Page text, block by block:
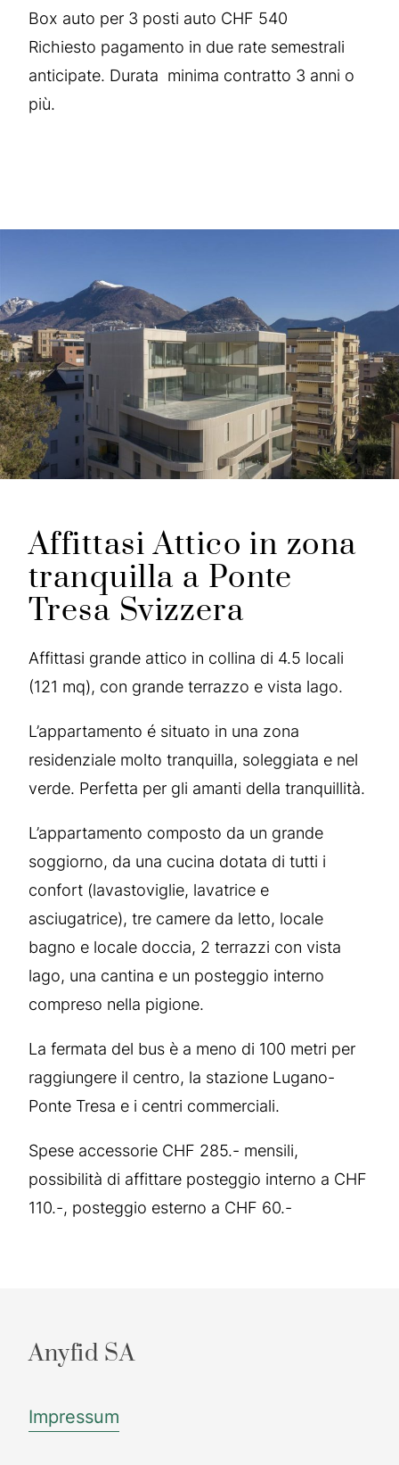
Box auto per 3 posti auto CHF 540
Richiesto pagamento in due rate semestrali
anticipate. Durata minima contratto 3 anni o
più.
Affittasi Attico in zona
tranquilla a Ponte
Tresa Svizzera
Affittasi grande attico in collina di 4.5 locali
(121 mq), con grande terrazzo e vista lago.
L’appartamento é situato in una zona
residenziale molto tranquilla, soleggiata e nel
verde. Perfetta per gli amanti della tranquillità.
L’appartamento composto da un grande
soggiorno, da una cucina dotata di tutti i
confort (lavastoviglie, lavatrice e
asciugatrice), tre camere da letto, locale
bagno e locale doccia, 2 terrazzi con vista
lago, una cantina e un posteggio interno
compreso nella pigione.
La fermata del bus è a meno di 100 metri per
raggiungere il centro, la stazione Lugano-
Ponte Tresa e i centri commerciali.
Spese accessorie CHF 285.- mensili,
possibilità di affittare posteggio interno a CHF
110.-, posteggio esterno a CHF 60.-
Anyfid SA
Impressum